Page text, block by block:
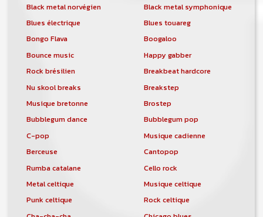
Black metal norvégien
Black metal symphonique
Blues électrique
Blues touareg
Bongo Flava
Boogaloo
Bounce music
Happy gabber
Rock brésilien
Breakbeat hardcore
Nu skool breaks
Breakstep
Musique bretonne
Brostep
Bubblegum dance
Bubblegum pop
C-pop
Musique cadienne
Berceuse
Cantopop
Rumba catalane
Cello rock
Metal celtique
Musique celtique
Punk celtique
Rock celtique